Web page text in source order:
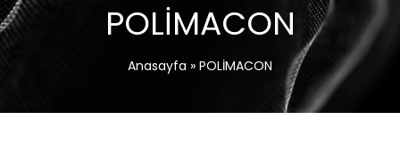
POLİMACON
Anasayfa » POLİMACON